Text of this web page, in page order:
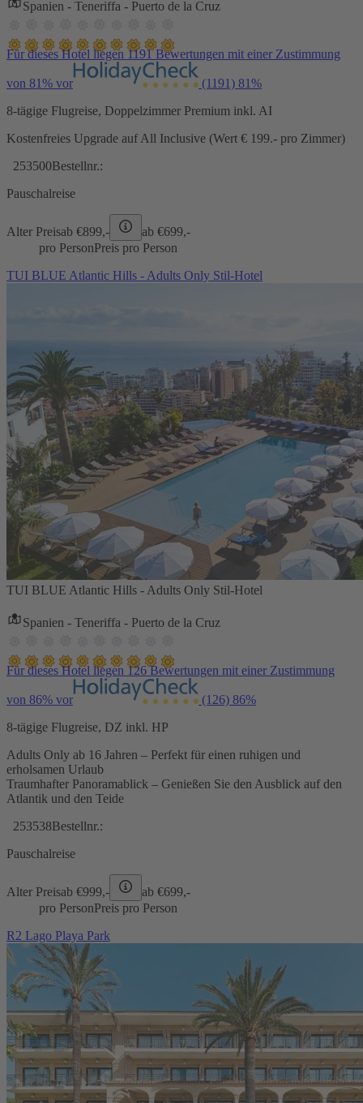
Spanien - Teneriffa - Puerto de la Cruz
Für dieses Hotel liegen 1191 Bewertungen mit einer Zustimmung
von 81% vor (1191) 81%
8-tägige Flugreise, Doppelzimmer Premium inkl. AI
Kostenfreies Upgrade auf All Inclusive (Wert € 199.- pro Zimmer)
253500Bestellnr.:
Pauschalreise
Alter Preisab €899,- ab €699,-
pro PersonPreis pro Person
TUI BLUE Atlantic Hills - Adults Only Stil-Hotel
TUI BLUE Atlantic Hills - Adults Only Stil-Hotel
Spanien - Teneriffa - Puerto de la Cruz
Für dieses Hotel liegen 126 Bewertungen mit einer Zustimmung
von 86% vor (126) 86%
8-tägige Flugreise, DZ inkl. HP
Adults Only ab 16 Jahren – Perfekt für einen ruhigen und
erholsamen Urlaub
Traumhafter Panoramablick – Genießen Sie den Ausblick auf den
Atlantik und den Teide
253538Bestellnr.:
Pauschalreise
Alter Preisab €999,- ab €699,-
pro PersonPreis pro Person
R2 Lago Playa Park